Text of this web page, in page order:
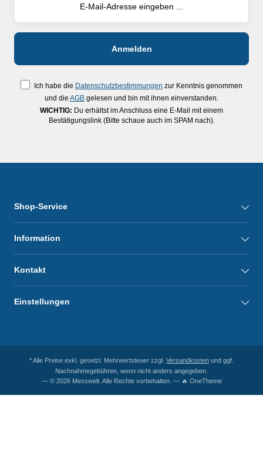
Ich habe die Datenschutzbestimmungen zur Kenntnis genommen
und die AGB gelesen und bin mit ihnen einverstanden.
WICHTIG: Du erhältst im Anschluss eine E-Mail mit einem
Bestätigungslink (Bitte schaue auch im SPAM nach).
Shop-Service
Information
Kontakt
Einstellungen
* Alle Preise exkl. gesetzl. Mehrwertsteuer zzgl. Versandkosten und ggf.
Nachnahmegebühren, wenn nicht anders angegeben.
— © 2026 Messwelt. Alle Rechte vorbehalten. — 🔥 OneTheme